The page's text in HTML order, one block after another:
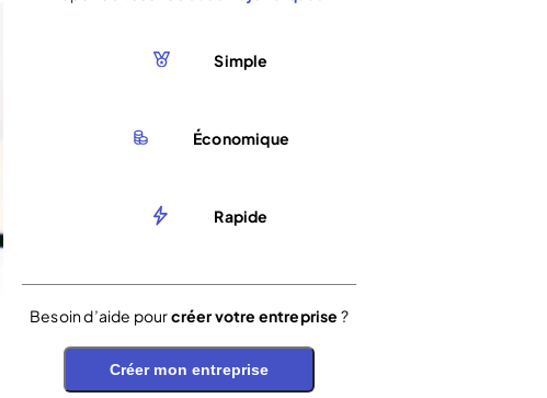
Simple
Économique
Rapide
Besoin d’aide pourcréer votre entreprise ?
Créer mon entreprise